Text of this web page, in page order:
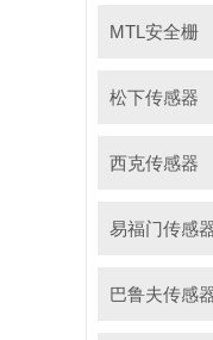
MTL安全栅
松下传感器
西克传感器
易福门传感
巴鲁夫传感